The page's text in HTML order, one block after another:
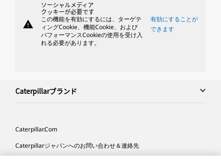
warning
ソーシャルメディア
クッキーが必要です
この機能を有効にするには、ターゲテ
ィングCookie、機能Cookie、および
パフォーマンスCookieの使用を受け入
れる必要があります。
有効にすることが
できます
Caterpillarブランド
Caterpillar.com
Caterpillarジャパンへのお問い合わせ＆連絡先